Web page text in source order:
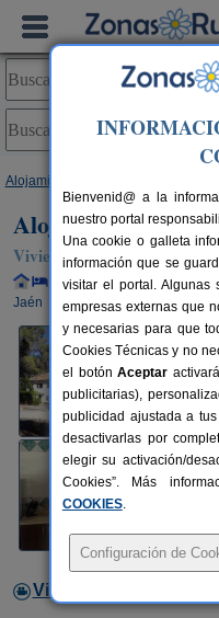
Alojamientos
Alojamiento Rural
Vivienda turística en Pozo
Alquiler completo y por
Jaén
Video
Bienvenid@ a la
nuestro portal
Una cookie o galleta
información que se
visitar el portal. Algunas
empresas externas que
y necesarias para que
Cookies Técnicas y no
el botónAceptar
publicitarias),
publicidad ajustada a
desactivarlas por
elegir su activación/
Cookies”. Más
COOKIES.